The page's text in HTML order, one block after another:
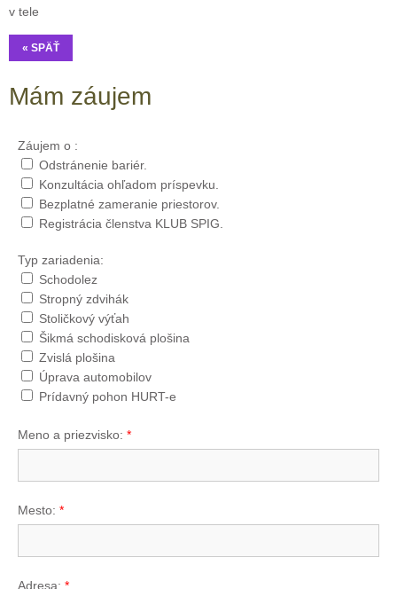
v tele
« SPÄŤ
Mám záujem
Záujem o :
Odstránenie bariér.
Konzultácia ohľadom príspevku.
Bezplatné zameranie priestorov.
Registrácia členstva KLUB SPIG.
Typ zariadenia:
Schodolez
Stropný zdvihák
Stoličkový výťah
Šikmá schodisková plošina
Zvislá plošina
Úprava automobilov
Prídavný pohon HURT-e
Meno a priezvisko: *
Mesto: *
Adresa: *